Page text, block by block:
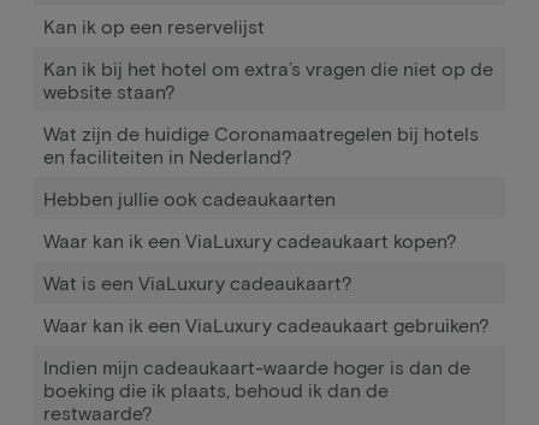
Kan ik op een reservelijst
Kan ik bij het hotel om extra’s vragen die niet op de
website staan?
Wat zijn de huidige Coronamaatregelen bij hotels
en faciliteiten in Nederland?
Hebben jullie ook cadeaukaarten
Waar kan ik een ViaLuxury cadeaukaart kopen?
Wat is een ViaLuxury cadeaukaart?
Waar kan ik een ViaLuxury cadeaukaart gebruiken?
Indien mijn cadeaukaart-waarde hoger is dan de
boeking die ik plaats, behoud ik dan de
restwaarde?